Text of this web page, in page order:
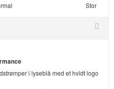
Stor
i lyseblå med et hvidt logo